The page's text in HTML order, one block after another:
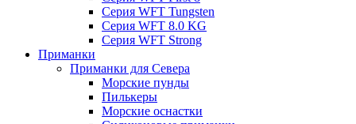
Серия WFT Tungsten
Серия WFT 8.0 KG
Серия WFT Strong
Приманки
Приманки для Севера
Морские пунды
Пилькеры
Морские оснастки